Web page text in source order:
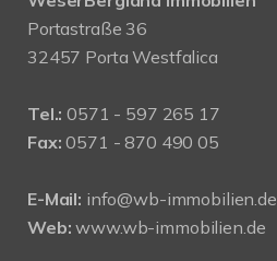
Portastraße 36
32457 Porta Westfalica
Tel.: 0571 - 597 265 17
Fax: 0571 - 870 490 05
E-Mail: info@wb-immobilien.de
Web: www.wb-immobilien.de